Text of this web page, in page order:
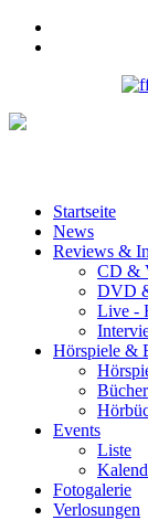
Startseite
News
Reviews &
CD &
DVD
Live -
Hörspiele &
Bücher
Events
Liste
Fotogalerie
Verlosungen